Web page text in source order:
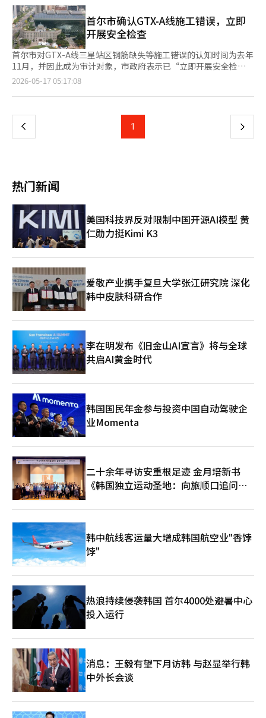
首尔市确认GTX-A线施工错误，立即
开展安全检查
首尔市对GTX-A线三星站区钢筋缺失等施工错误的认知时间为去年
11月，并因此成为审计对象，市政府表示已“立即开展安全检
查”。 市政府于16日发布说明材料，公开了详细经过，并宣布已
单位现代建设在去年11月的自检过程中发现部分钢筋缺失，并主动
即进行了现场安全检查，并综合审查了加固施工方法对结构安全
主钢筋两列错误施工为一列，导致80根柱子中有50根出现钢筋缺
失。 监理单位于12月19日审查了柱子加固方案并向市政府报告，
市政府在同月30日根据城市基础设施本部长的方针，综合外部专家
的意见制定了结构物加固方案实施计划。 此后，市政府与监理单
位、施工单位及外部专家共同对现场检查和柱子加固方案的适宜性
进行了审查，直到今年3月。 在此期间，市政府与监理单位、施工
单位的联合现场检查进行了19次，外部专家的咨询会议也召开了一
次。 施工单位于今年3月17日向市政府报告了柱子加固施工计划，
市政府在检查现场适用性后确定了加固方案，并于4月24日向国家
铁路公团和4月29日向国土交通部分别报告了相关内容。 国土部主
导的紧急安全检查于4月29日至本月8日进行。 市政府表示，加固
施工方法的结构计算结果显示，加固后结构安全性（轴向荷载强
度）比原设计标准的58804kN（千牛）增强至60915kN，经过专
划通过使用比原有钢筋增强200%以上的钢板加固、施工防火性能
及防止钢板腐蚀的防火涂料等措施，确保安全性超过原设计标准。
市政府表示：“将制定结构物的安全对策及防止再发生的对策，并
与国土部紧密合作，确保GTX-A线三星站不停车通行的计划不受影
响，并将彻底调查施工错误的原因，严格确认监理施工过程中的责
任，并根据相关法律法规采取措施。” GTX-A线计划在今年内实
现首尔站至水西站的连接（三星站不停车通行），并在明年下半年
实现三星站停靠，但已确认永东大路地下结构物中部分柱子钢筋缺
失。 另一方面，国土部于4月29日表示已收到首尔市关于施工错误
发生及加固方案的报告。国土部认为，错误在被认知后很久才被报
告，认为项目管理存在问题，并于15日对首尔市和国家铁路公团展
开了审计。※ 本报道经人工智能（AI）系统翻译与编辑。
2026-05-17 05:17:08
上
页
1 下
热门新闻
美国科技界反对限制中国开源AI模型 黄
仁勋力挺Kimi K3
爱敬产业携手复旦大学张江研究院 深化
韩中皮肤科研合作
李在明发布《旧金山AI宣言》将与全球
共启AI黄金时代
韩国国民年金参与投资中国自动驾驶企
业Momenta
二十余年寻访安重根足迹 金月培新书
《韩国独立运动圣地：向旅顺口追问历
韩中航线客运量大增成韩国航空业"香饽
饽"
热浪持续侵袭韩国 首尔4000处避暑中心
投入运行
消息：王毅有望下月访韩 与赵显举行韩
中外长会谈